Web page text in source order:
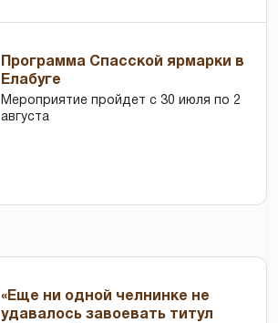
Программа Спасской ярмарки в
Елабуге
Мероприятие пройдет с 30 июля по 2
августа
«Еще ни одной челнинке не
удавалось завоевать титул